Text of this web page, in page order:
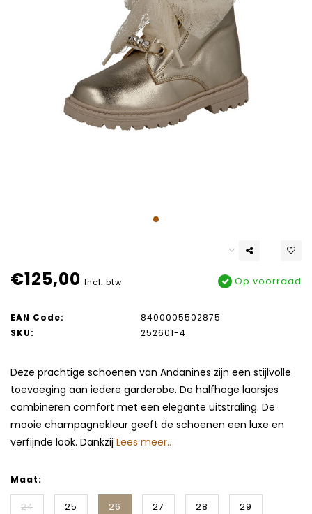
€125,00 Incl. btw Op voorraad
EAN Code:
8400005502875
SKU:
252601-4
Deze prachtige schoenen van Andanines zijn een stijlvolle
toevoeging aan iedere garderobe. De halfhoge laarsjes
combineren comfort met een elegante uitstraling. De
mooie champagnekleur geeft de schoenen een luxe en
verfijnde look. Dankzij Lees meer..
Maat:
24 25 26 27 28 29